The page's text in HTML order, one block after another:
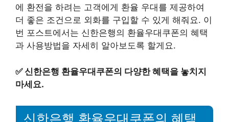
에 환전을 하려는 고객에게 환율 우대를 제공하여
더 좋은 조건으로 외화를 구입할 수 있게 해줘요. 이
번 포스트에서는 신한은행의 환율우대쿠폰의 혜택
과 사용방법을 자세히 알아보도록 할게요.
✅신한은행 환율우대쿠폰의 다양한 혜택을 놓치지
마세요.
신한은행 환율우대쿠폰의 혜택